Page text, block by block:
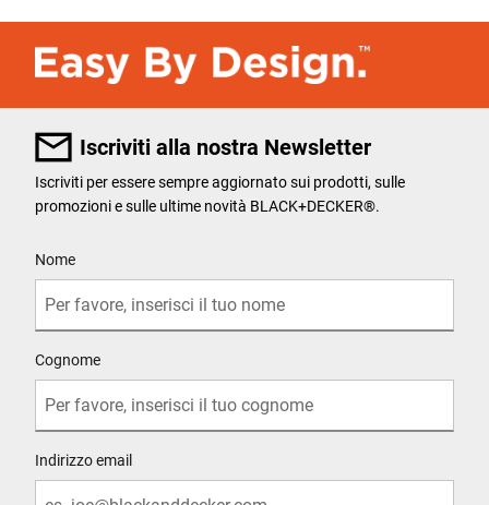
Iscriviti alla nostra Newsletter
Iscriviti per essere sempre aggiornato sui prodotti, sulle
promozioni e sulle ultime novità BLACK+DECKER®.
Nome
Cognome
Indirizzo email